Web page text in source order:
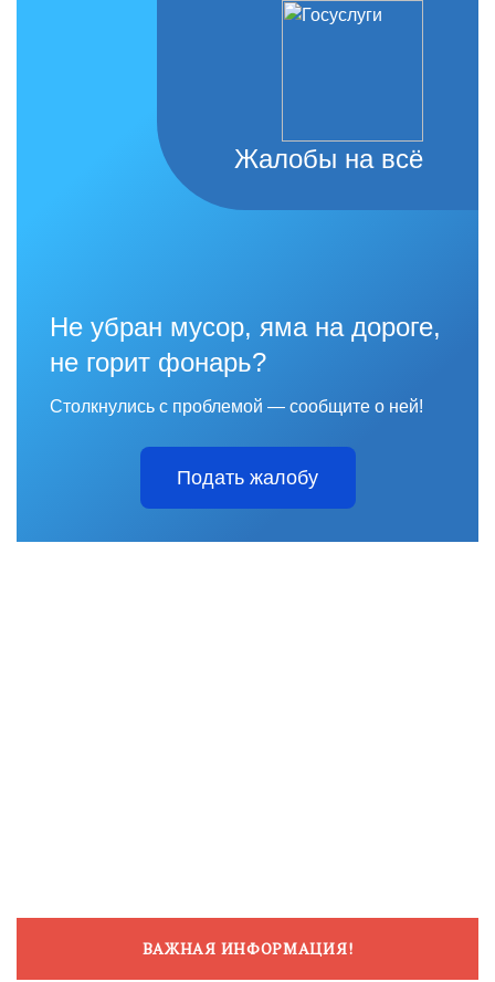
Жалобы на всё
Не убран мусор, яма на дороге,
не горит фонарь?
Столкнулись с проблемой — сообщите о ней!
Подать жалобу
ВАЖНАЯ ИНФОРМАЦИЯ!